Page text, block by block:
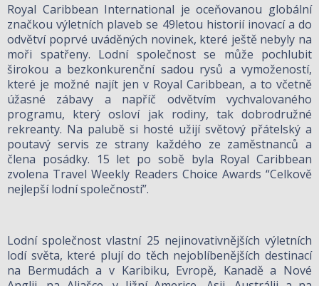
Royal Caribbean International je oceňovanou globální
značkou výletních plaveb se 49letou historií inovací a do
odvětví poprvé uváděných novinek, které ještě nebyly na
moři spatřeny. Lodní společnost se může pochlubit
širokou a bezkonkurenční sadou rysů a vymožeností,
které je možné najít jen v Royal Caribbean, a to včetně
úžasné zábavy a napříč odvětvím vychvalovaného
programu, který osloví jak rodiny, tak dobrodružné
rekreanty. Na palubě si hosté užijí světový přátelský a
poutavý servis ze strany každého ze zaměstnanců a
člena posádky. 15 let po sobě byla Royal Caribbean
zvolena Travel Weekly Readers Choice Awards “Celkově
nejlepší lodní společností”.
Lodní společnost vlastní 25 nejinovativnějších výletních
lodí světa, které plují do těch nejoblíbenějších destinací
na Bermudách a v Karibiku, Evropě, Kanadě a Nové